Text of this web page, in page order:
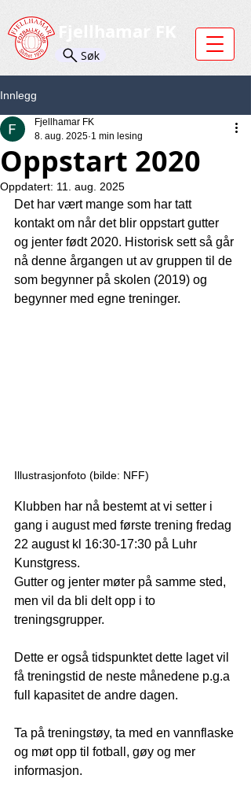
Fjellhamar FK
Søk
Innlegg
Oppstart 2020
Fjellhamar FK
8. aug. 2025 1 min lesing
Oppdatert: 11. aug. 2025
Det har vært mange som har tatt
kontakt om når det blir oppstart gutter
og jenter født 2020. Historisk sett så går
nå denne årgangen ut av gruppen til de
som begynner på skolen (2019) og
begynner med egne treninger.
Illustrasjonfoto (bilde: NFF)
Klubben har nå bestemt at vi setter i
gang i august med første trening fredag
22 august kl 16:30-17:30 på Luhr
Kunstgress.
Gutter og jenter møter på samme sted,
men vil da bli delt opp i to
treningsgrupper.
Dette er også tidspunktet dette laget vil
få treningstid de neste månedene p.g.a
full kapasitet de andre dagen.
Ta på treningstøy, ta med en vannflaske
og møt opp til fotball, gøy og mer
informasjon.